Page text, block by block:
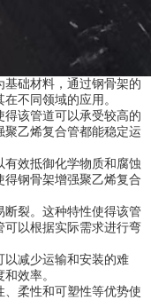
础材料，通过钢骨架的
不同领域的应用。
该管道可以承受较高的
乙烯复合管都能稳定运
效抵御化学物质和腐蚀
钢骨架增强聚乙烯复合
裂。这种特性使得该管
可以根据实际需求进行弯
以减少运输和安装的难
效率。
柔性和可塑性等优势使